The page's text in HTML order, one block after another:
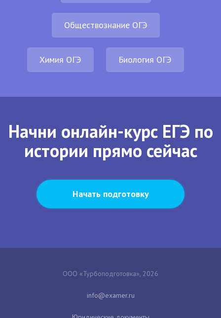
Обществознание ОГЭ
Химия ОГЭ Биология ОГЭ
Начни онлайн-курс ЕГЭ по
истории прямо сейчас
Начать подготовку
ООО «Турбоподготовка», 2026